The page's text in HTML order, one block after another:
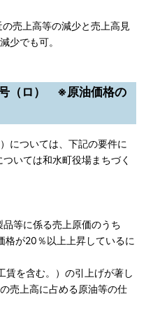
売上高等の減少と売上高見
少でも可。
（ロ） ※原油価格の
については、下記の要件に
いては和水町役場まちづく
に係る売上原価のうち
格が20％以上上昇しているに
を含む。）の引上げが著し
売上高に占める原油等の仕